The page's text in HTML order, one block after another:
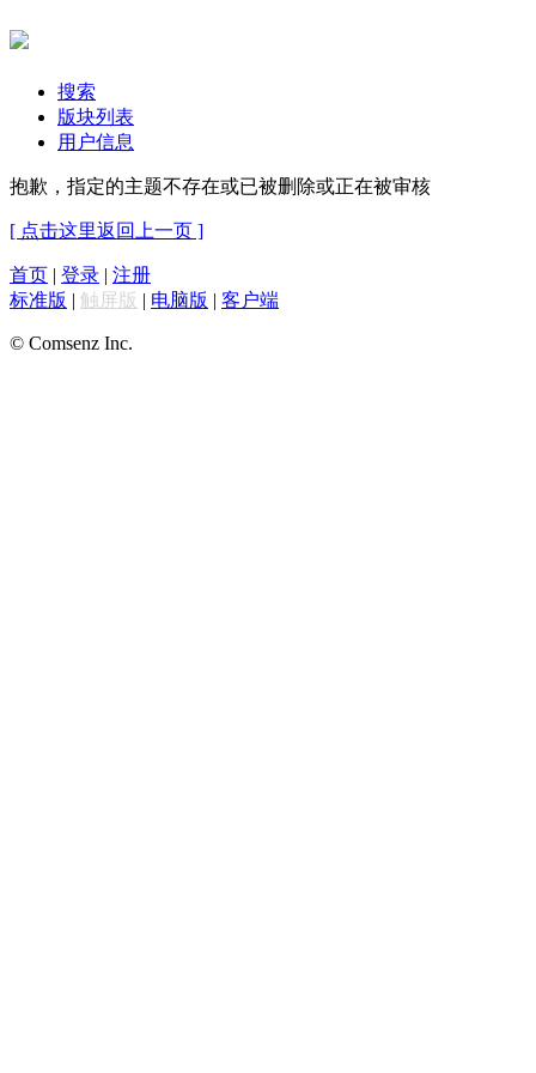
搜索
版块列表
用户信息
抱歉，指定的主题不存在或已被删除或正在被审核
[ 点击这里返回上一页 ]
首页 | 登录 | 注册
标准版 | 触屏版 | 电脑版 | 客户端
© Comsenz Inc.